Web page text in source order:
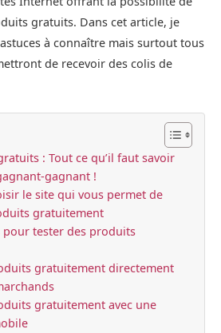
gratuits. Dans cet article, je
à connaître mais surtout tous
de recevoir des colis de
: Tout ce qu’il faut savoir
gagnant !
le site qui vous permet de
gratuitement
pour tester des produits
gratuitement directement
gratuitement avec une